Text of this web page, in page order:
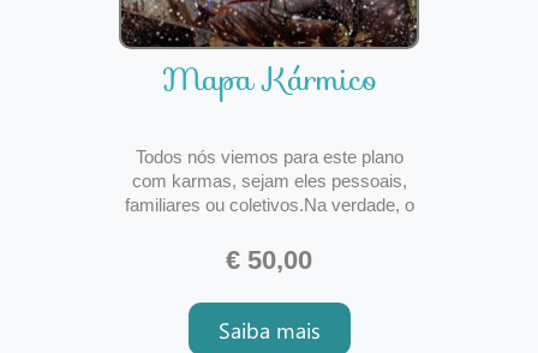
Mapa Kármico
Todos nós viemos para este plano
com karmas, sejam eles pessoais,
familiares ou coletivos.Na verdade, o
aqui, ele nos proporciona o
crescimento e a evolução espiritual. A
astrologia kármica traz-nos a clareza
do que se trata esse karma, onde ele
€ 50,00
Saiba mais